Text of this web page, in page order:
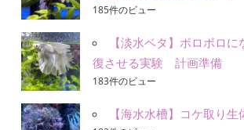
185件のビュー
【淡水ベタ】ボロボロ
復させる実験 計画準備
183件のビュー
【海水水槽】コケ取り